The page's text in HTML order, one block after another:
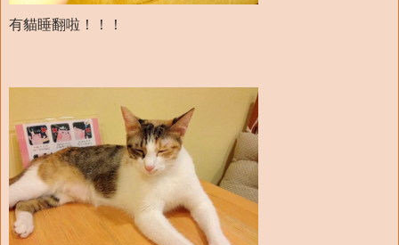
有貓睡翻啦！！！